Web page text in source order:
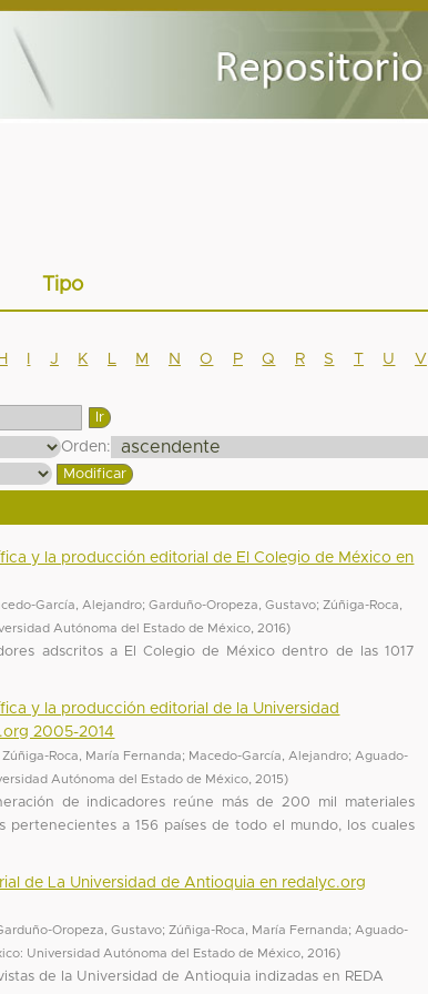
Tipo
H J K M N O P Q R S T U
V
Orden:
y la producción editorial de El Colegio de México en
García, Alejandro;Garduño-Oropeza, Gustavo;Zúñiga-Roca,
Autónoma del Estado de México 2016)
adscritos a El Colegio de México dentro de las 1017
y la producción editorial de la Universidad
2005-2014
Zúñiga-Roca, María Fernanda; Macedo-García, Alejandro; Aguado-
Autónoma del Estado de México 2015)
de indicadores reúne más de 200 mil materiales
pertenecientes a 156 países de todo el mundo, los cuales
de La Universidad de Antioquia en redalyc.org
Oropeza, Gustavo;Zúñiga-Roca, María Fernanda; Aguado-
Universidad Autónoma del Estado de México 2016)
de la Universidad de Antioquia indizadas en REDA